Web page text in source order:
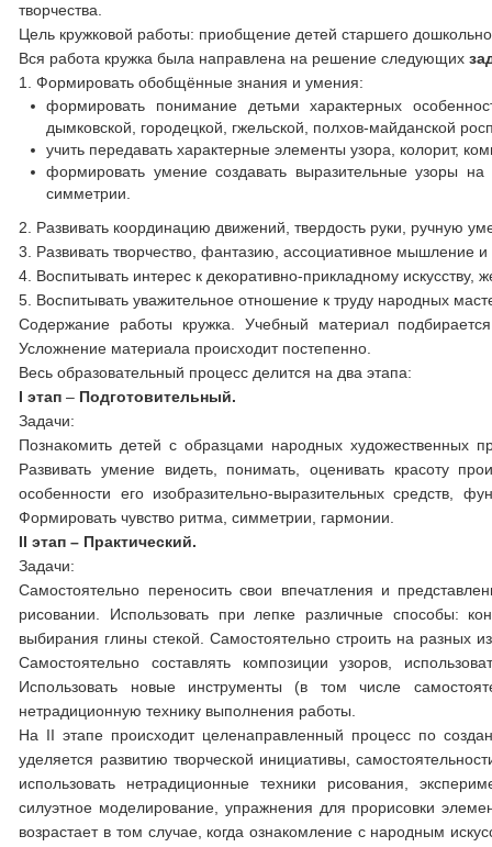
творчества.
Цель кружковой работы: приобщение детей старшего
Вся работа кружка была направлена на решение следующих
1. Формировать обобщённые знания и умения:
формировать понимание детьми характерных
дымковской, городецкой, гжельской, полхов-майданской
учить передавать характерные элементы узора, колорит,
формировать умение создавать выразительные узоры
симметрии.
2. Развивать координацию движений, твердость руки, ручную
3. Развивать творчество, фантазию, ассоциативное мышление
4. Воспитывать интерес к декоративно-прикладному
5. Воспитывать уважительное отношение к труду народных
Содержание работы кружка. Учебный материал
Усложнение материала происходит постепенно.
Весь образовательный процесс делится на два этапа:
I этап – Подготовительный.
Задачи:
Познакомить детей с образцами народных
Развивать умение видеть, понимать, оценивать красоту
особенности его изобразительно-выразительных средств,
Формировать чувство ритма, симметрии, гармонии.
II этап – Практический.
Задачи:
Самостоятельно переносить свои впечатления и
рисовании. Использовать при лепке различные способы:
выбирания глины стекой. Самостоятельно строить на разных
Самостоятельно составлять композиции узоров,
Использовать новые инструменты (в том числе
нетрадиционную технику выполнения работы.
На II этапе происходит целенаправленный процесс по
уделяется развитию творческой инициативы,
использовать нетрадиционные техники рисования,
силуэтное моделирование, упражнения для прорисовки
возрастает в том случае, когда ознакомление с народным